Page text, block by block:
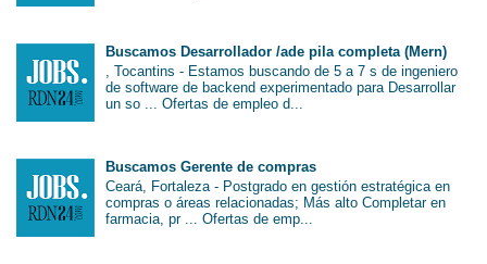
Buscamos Desarrollador /ade pila completa (Mern)
, Tocantins - Estamos buscando de 5 a 7 s de ingeniero
de software de backend experimentado para Desarrollar
un so ... Ofertas de empleo d...
Buscamos Gerente de compras
Ceará, Fortaleza - Postgrado en gestión estratégica en
compras o áreas relacionadas; Más alto Completar en
farmacia, pr ... Ofertas de emp...